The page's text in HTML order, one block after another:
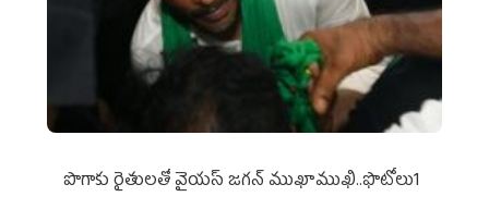
పొగాకు రైతుల‌తో వైయ‌స్ జ‌గ‌న్ ముఖాముఖి..ఫొటోలు1